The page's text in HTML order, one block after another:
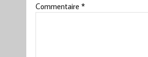
Commentaire *